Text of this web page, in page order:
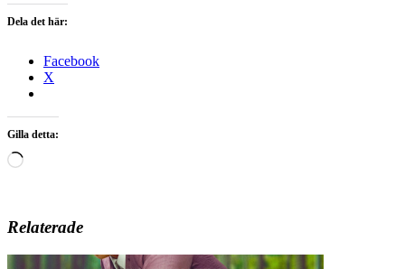
Dela det här:
Facebook
X
Gilla detta:
Laddar
Relaterade